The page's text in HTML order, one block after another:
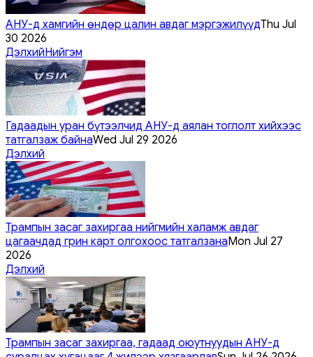
АНУ-д хамгийн өндөр цалин авдаг мэргэжилүүдThu Jul
30 2026
ДэлхийНийгэм
Гадаадын уран бүтээлчид АНУ-д аялан тоглолт хийхээс
татгалзаж байнаWed Jul 29 2026
Дэлхий
Трампын засаг захиргаа нийгмийн халамж авдаг
цагаачдад грин карт олгохоос татгалзанаMon Jul 27
2026
Дэлхий
Трампын засаг захиргаа, гадаад оюутнуудын АНУ-д